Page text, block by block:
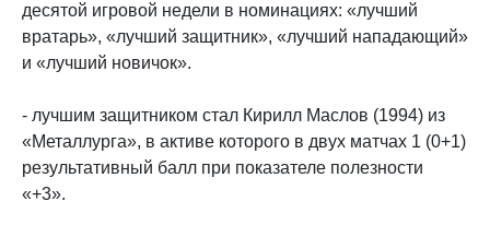
десятой игровой недели в номинациях: «лучший
вратарь», «лучший защитник», «лучший нападающий»
и «лучший новичок».
- лучшим защитником стал Кирилл Маслов (1994) из
«Металлурга», в активе которого в двух матчах 1 (0+1)
результативный балл при показателе полезности
«+3».